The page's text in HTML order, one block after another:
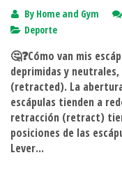
By Home and Gym
Deporte
🤔❓Cómo van mis
deprimidas y
(retracted). La
escápulas tienden a
retracción (retract)
posiciones de las
Lever...